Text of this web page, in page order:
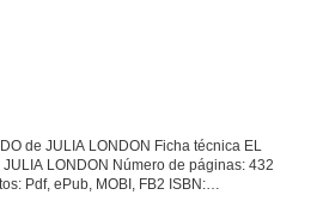
de JULIA LONDON Ficha técnica EL
LONDON Número de páginas: 432
Pdf, ePub, MOBI, FB2 ISBN: